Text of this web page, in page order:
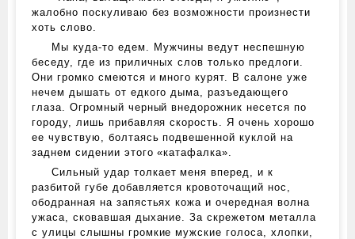
жалобно поскуливаю без возможности произнести
хоть слово.
Мы куда-то едем. Мужчины ведут неспешную
беседу, где из приличных слов только предлоги.
Они громко смеются и много курят. В салоне уже
нечем дышать от едкого дыма, разъедающего
глаза. Огромный черный внедорожник несется по
городу, лишь прибавляя скорость. Я очень хорошо
ее чувствую, болтаясь подвешенной куклой на
заднем сидении этого «катафалка».
Сильный удар толкает меня вперед, и к
разбитой губе добавляется кровоточащий нос,
ободранная на запястьях кожа и очередная волна
ужаса, сковавшая дыхание. За скрежетом металла
с улицы слышны громкие мужские голоса, хлопки,